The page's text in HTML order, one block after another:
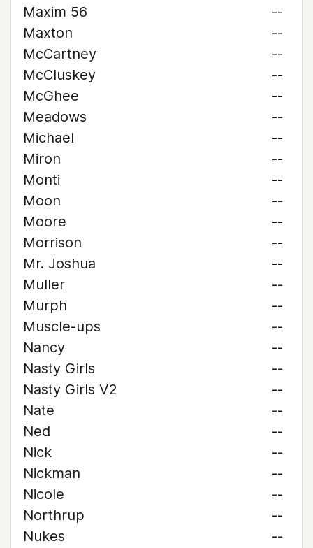
Maxim 56
--
Maxton
--
McCartney
--
McCluskey
--
McGhee
--
Meadows
--
Michael
--
Miron
--
Monti
--
Moon
--
Moore
--
Morrison
--
Mr. Joshua
--
Muller
--
Murph
--
Muscle-ups
--
Nancy
--
Nasty Girls
--
Nasty Girls V2
--
Nate
--
Ned
--
Nick
--
Nickman
--
Nicole
--
Northrup
--
Nukes
--